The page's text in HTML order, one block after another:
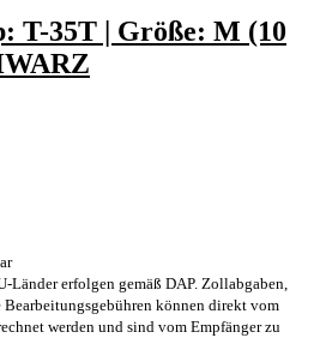
T-35T | Größe: M (10
Länder erfolgen gemäß DAP. Zollabgaben,
Bearbeitungsgebühren können direkt vom
werden und sind vom Empfänger zu